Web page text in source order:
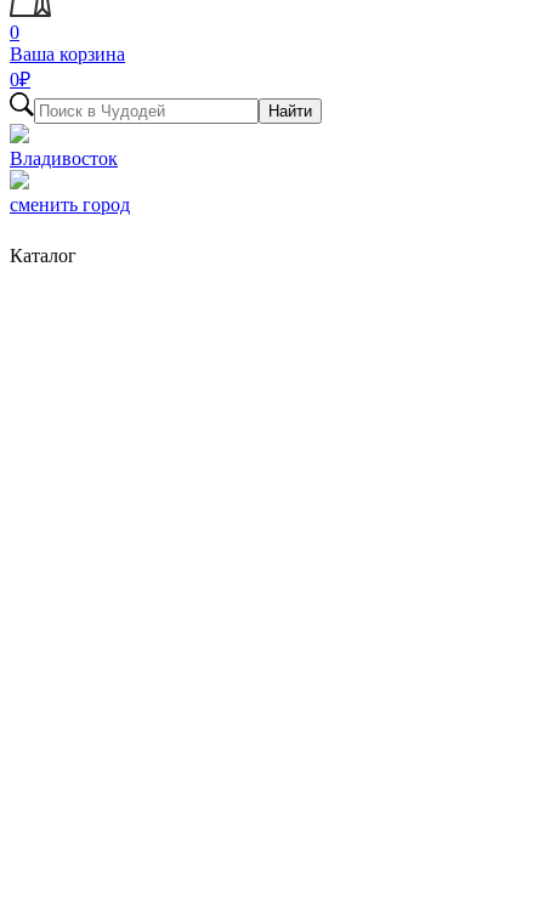
0
Ваша корзина
0₽
Найти
Владивосток
сменить город
Каталог